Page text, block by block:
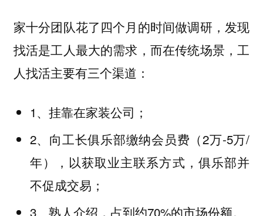
家十分团队花了四个月的时间做调研，发现
找活是工人最大的需求，而在传统场景，工
人找活主要有三个渠道：
1、挂靠在家装公司；
2、向工长俱乐部缴纳会员费（2万-5万/
年），以获取业主联系方式，俱乐部并
不促成交易；
3、熟人介绍，占到约70%的市场份额。